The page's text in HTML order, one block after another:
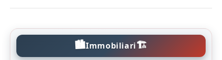
🏙️Immobiliari🏗️